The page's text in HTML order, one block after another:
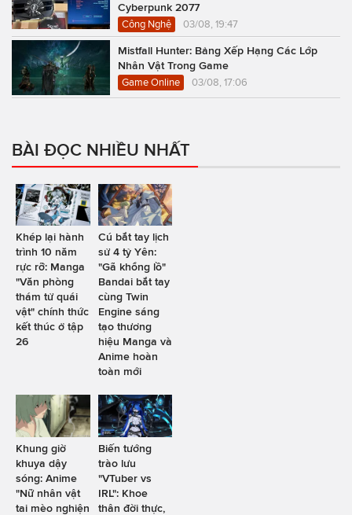
Cyberpunk 2077
Công Nghệ 03/08, 19:47
Mistfall Hunter: Bảng Xếp Hạng Các Lớp
Nhân Vật Trong Game
Game Online 03/08, 17:06
BÀI ĐỌC NHIỀU NHẤT
Khép lại hành
trình 10 năm
rực rỡ: Manga
"Văn phòng
thám tử quái
vật" chính thức
kết thúc ở tập
26
Cú bắt tay lịch
sử 4 tỷ Yên:
"Gã khổng lồ"
Bandai bắt tay
cùng Twin
Engine sáng
tạo thương
hiệu Manga và
Anime hoàn
toàn mới
Khung giờ
khuya dậy
sóng: Anime
"Nữ nhân vật
tai mèo nghiện
Biến tướng
trào lưu
"VTuber vs
IRL": Khoe
thân đời thực,